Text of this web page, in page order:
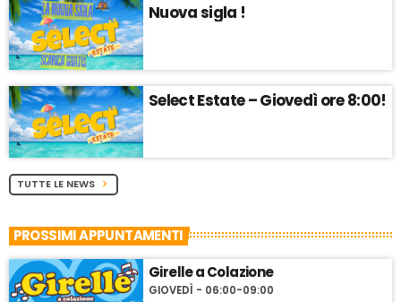
Nuova sigla !
Select Estate – Giovedì ore 8:00!
TUTTE LE NEWS chevron_right
PROSSIMI APPUNTAMENTI
Girelle a Colazione
GIOVEDÌ - 06:00-09:00